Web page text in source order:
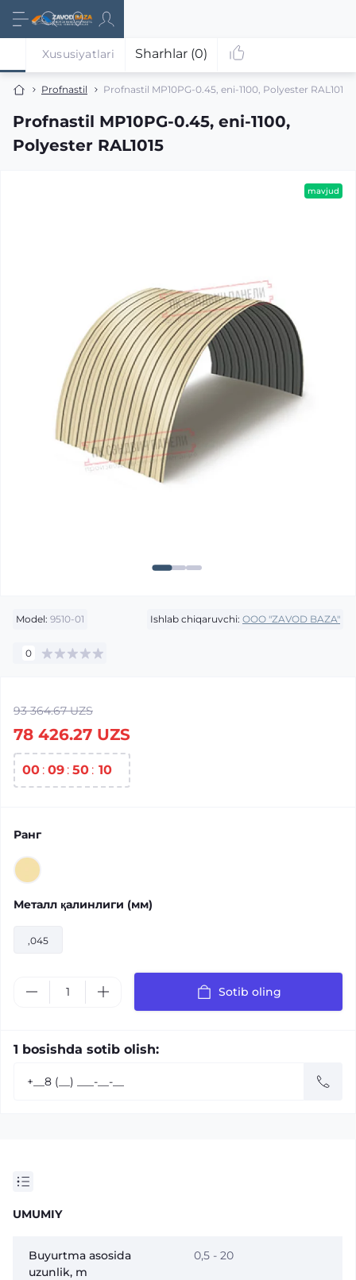
Profnastil Profnastil MP10PG-0.45, eni-1100, Polyester RAL1015
Profnastil MP10PG-0.45, eni-1100,
Polyester RAL1015
Xususiyatlari Sharhlar (0)
mavjud
Model: 9510-01 Ishlab chiqaruvchi: OOO "ZAVOD BAZA"
0
93 364.67 UZS
78 426.27 UZS
00 : 09 : 50 : 09
Ранг
Металл қалинлиги (мм)
,045
Sotib oling
1 bosishda sotib olish:
UMUMIY
Buyurtma asosida
uzunlik, m
0,5 - 20